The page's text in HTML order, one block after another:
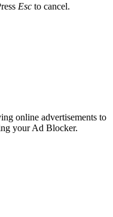
Esc to cancel.
online advertisements to
your Ad Blocker.